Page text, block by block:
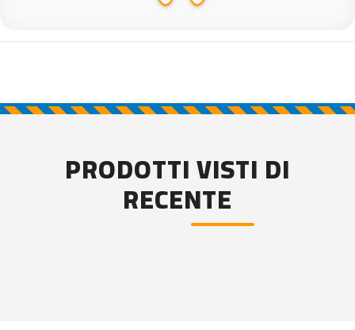
PRODOTTI VISTI DI
RECENTE